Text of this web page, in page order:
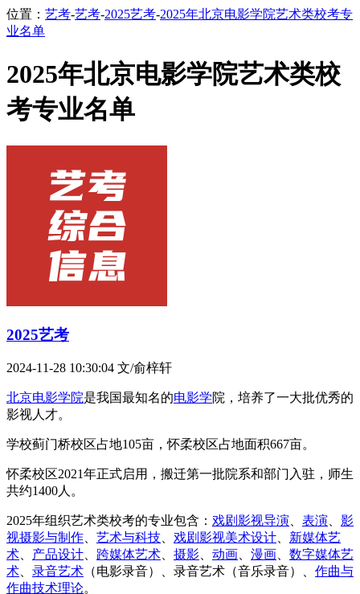
位置： 艺考-艺考-2025艺考-2025年北京电影学院艺术类校考专
业名单
2025年北京电影学院艺术类校
考专业名单
2025艺考
2024-11-28 10:30:04 文/俞梓轩
北京电影学院是我国最知名的电影学院，培养了一大批优秀的
影视人才。
学校蓟门桥校区占地105亩，怀柔校区占地面积667亩。
怀柔校区2021年正式启用，搬迁第一批院系和部门入驻，师生
共约1400人。
2025年组织艺术类校考的专业包含： 戏剧影视导演 表演
影
视摄影与制作
艺术与科技 戏剧影视美术设计
新媒体艺
术
产品设计 跨媒体艺术 摄影 动画 漫画
数字媒体艺
术
录音艺术 （电影录音）、录音艺术（音乐录音）、 作曲与
作曲技术理论。